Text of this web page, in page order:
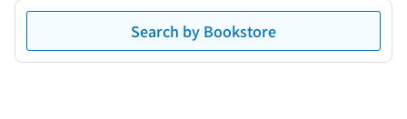
Search by Bookstore